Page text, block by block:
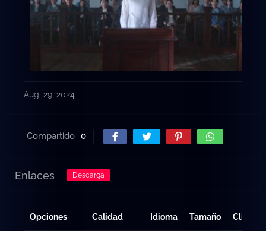
Aug. 29, 2024
Compartido 0
Enlaces Descarga
Opciones Calidad Idioma Tamaño Clicks